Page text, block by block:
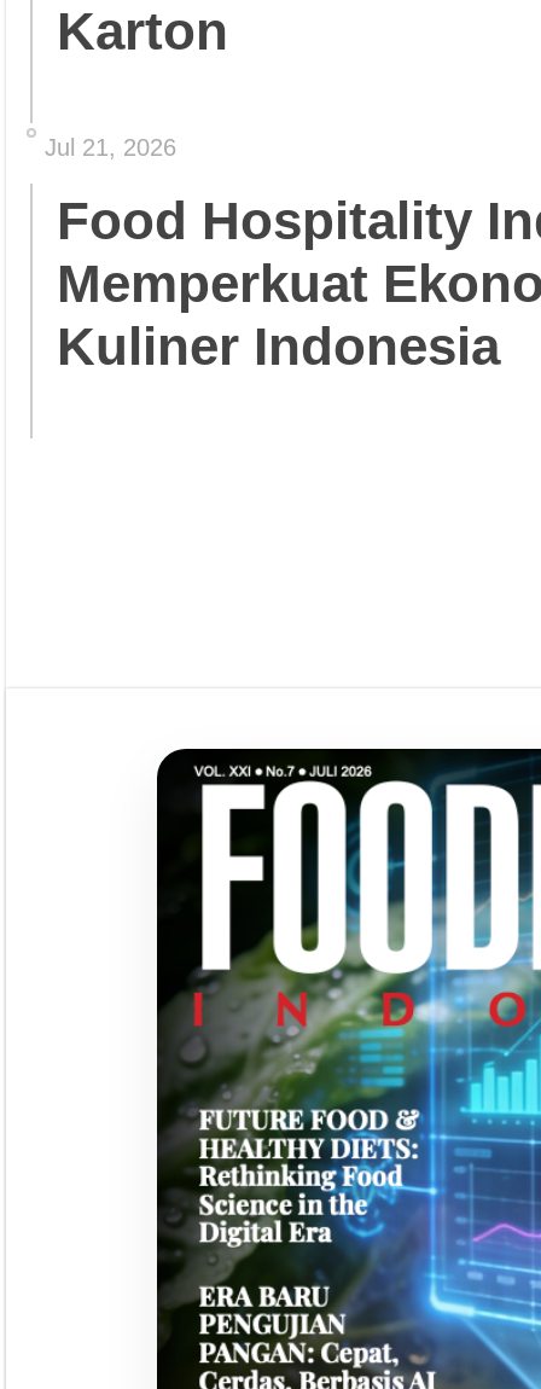
Karton
Jul 21, 2026
Food Hospitality
Memperkuat
Kuliner Indonesia